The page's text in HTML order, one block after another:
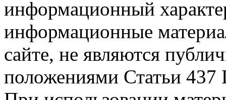
информационный
информационные
сайте, не являются
положениями Статьи 437